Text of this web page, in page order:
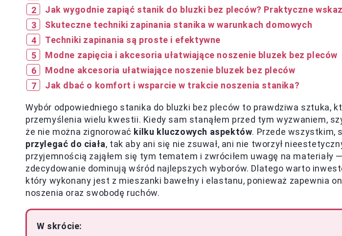
Jak wygodnie zapiąć stanik do bluzki bez pleców? Praktyczne
Skuteczne techniki zapinania stanika w warunkach domowych
Techniki zapinania są proste i efektywne
Modne zapięcia i akcesoria ułatwiające noszenie bluzek bez pleców
Modne akcesoria ułatwiające noszenie bluzek bez pleców
Jak dbać o komfort i wsparcie w trakcie noszenia stanika?
Wybór odpowiedniego stanika do bluzki bez pleców to prawdziwa sztuka,
przemyślenia wielu kwestii. Kiedy sam stanąłem przed tym wyzwaniem,
że nie można zignorować kilku kluczowych aspektów. Przede wszystkim,
przylegać do ciała, tak aby ani się nie zsuwał, ani nie tworzył
przyjemnością zająłem się tym tematem i zwróciłem uwagę na materiały
zdecydowanie dominują wśród najlepszych wyborów. Dlatego warto
który wykonany jest z mieszanki bawełny i elastanu, ponieważ zapewnia
noszenia oraz swobodę ruchów.
W skrócie: